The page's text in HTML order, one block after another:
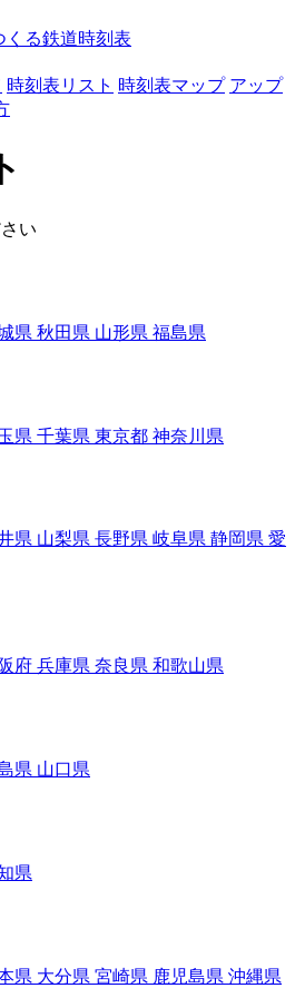
くる鉄道時刻表
時刻表リスト 時刻表マップ アップ
い
県 秋田県 山形県 福島県
県 千葉県 東京都 神奈川県
県 山梨県 長野県 岐阜県 静岡県 愛
府 兵庫県 奈良県 和歌山県
県 山口県
県
県 大分県 宮崎県 鹿児島県 沖縄県